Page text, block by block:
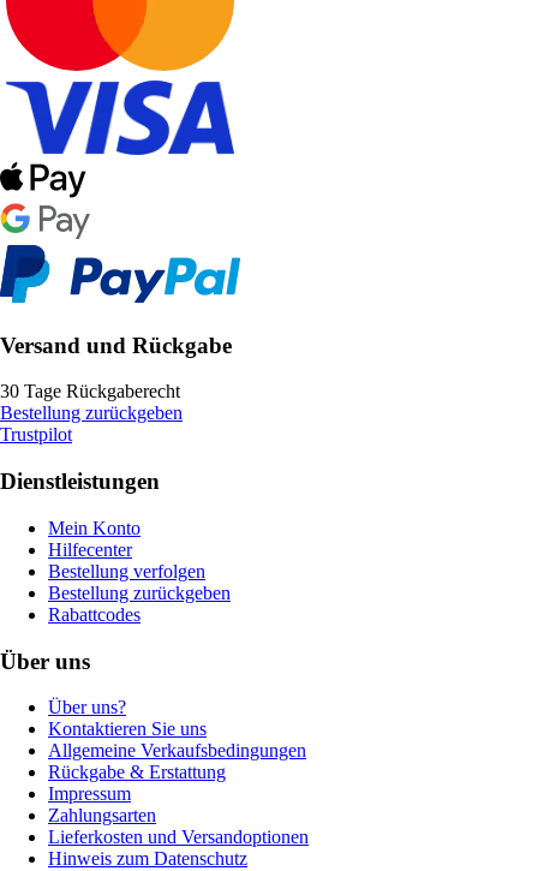
Versand und Rückgabe
30 Tage Rückgaberecht
Bestellung zurückgeben
Trustpilot
Dienstleistungen
Mein Konto
Hilfecenter
Bestellung verfolgen
Bestellung zurückgeben
Rabattcodes
Über uns
Über uns?
Kontaktieren Sie uns
Allgemeine Verkaufsbedingungen
Rückgabe & Erstattung
Impressum
Zahlungsarten
Lieferkosten und Versandoptionen
Hinweis zum Datenschutz